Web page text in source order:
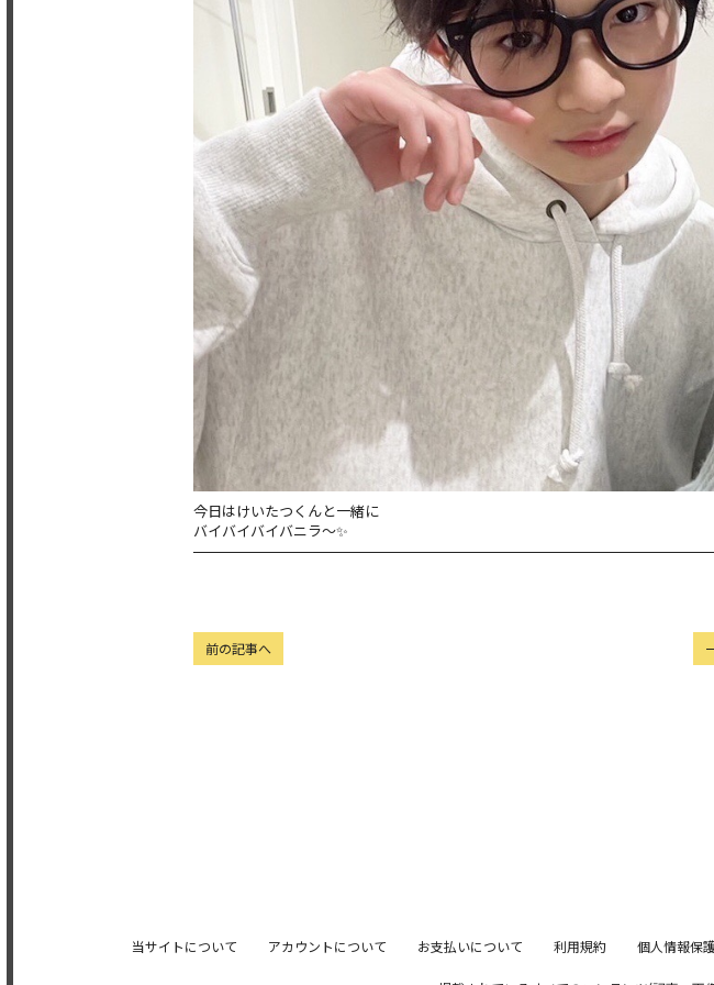
今日はけいたつくんと一緒に
バイバイバイバニラ〜✨
前の記事へ
当サイトについて アカウントについて お支払いについて 利用規約 個人情報保